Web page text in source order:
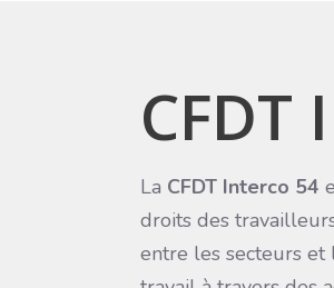
CFDT
La CFDT Interco 54
droits des
entre les secteurs et